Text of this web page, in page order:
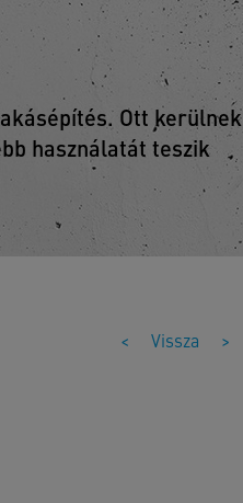
Ott kerülnek
használatát teszik
< Vissza >